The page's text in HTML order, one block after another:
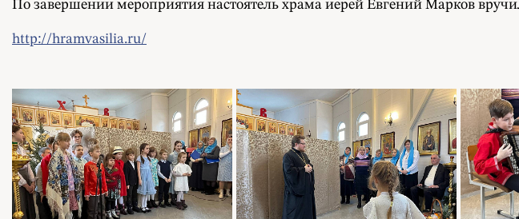
По завершении мероприятия настоятель храма иерей Евгений Марков
http://hramvasilia.ru/